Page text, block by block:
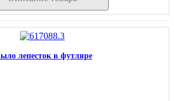
лепесток в футляре